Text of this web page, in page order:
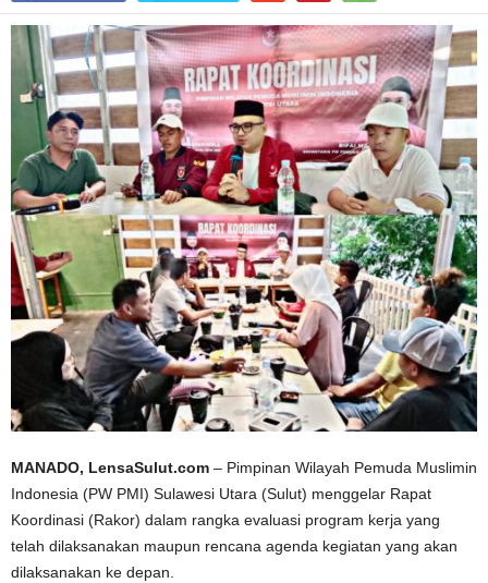
MANADO, LensaSulut.com – Pimpinan Wilayah Pemuda Muslimin
Indonesia (PW PMI) Sulawesi Utara (Sulut) menggelar Rapat
Koordinasi (Rakor) dalam rangka evaluasi program kerja yang
telah dilaksanakan maupun rencana agenda kegiatan yang akan
dilaksanakan ke depan.